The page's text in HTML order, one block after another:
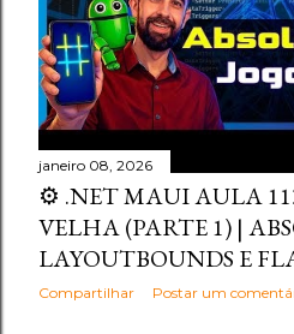
janeiro 08, 2026
⚙️ .NET MAUI AULA
VELHA (PARTE 1) |
LAYOUTBOUNDS E
Compartilhar Postar um